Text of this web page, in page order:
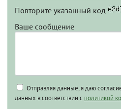
Повторите указанный код
Ваше сообщение
Отправляя данные, я даю
данных в соответствии с политикой